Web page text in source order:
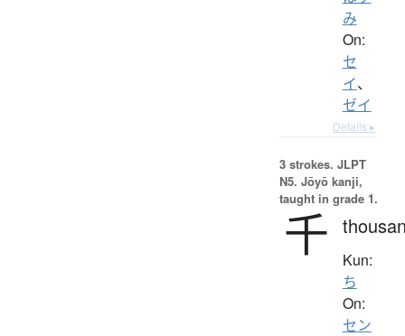
み
On:
セ
イ、
ゼイ
Details ▸
3 strokes. JLPT
N5. Jōyō kanji,
taught in grade 1.
千 Kun:
ち
On:
セン